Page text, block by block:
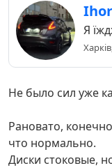
Я
Не было сил уже
Рановато,
что нормально.
Диски стоковые,